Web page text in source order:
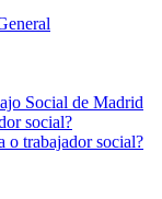
Social de Madrid
social?
o trabajador social?